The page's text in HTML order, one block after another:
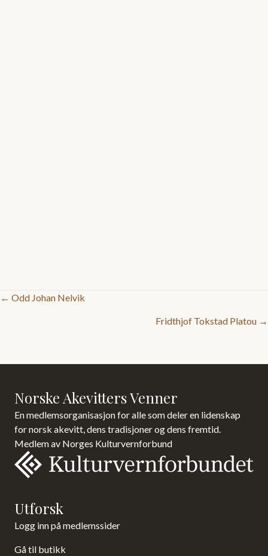
Posts
← Odd Johan Nelvik
Fridthjof Tokstad Platou →
Norske Akevitters Venner
En medlemsorganisasjon for alle som deler en lidenskap
for norsk akevitt, dens tradisjoner og dens fremtid.
Medlem av Norges Kulturvernforbund
Utforsk
Logg inn på medlemssider
Gå til butikk